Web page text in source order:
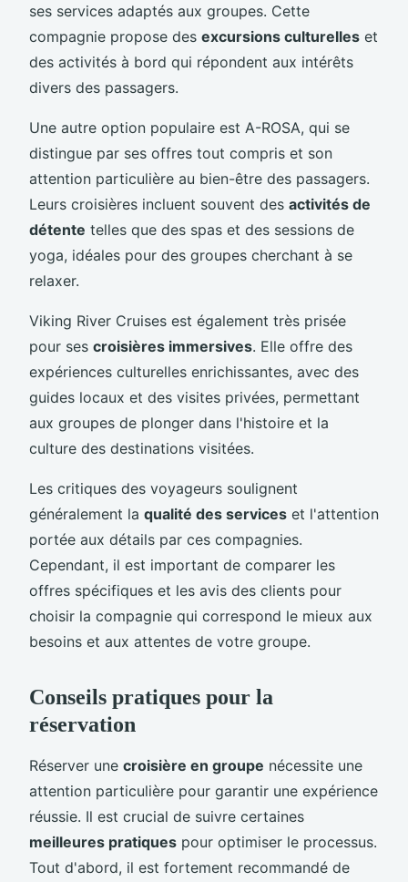
ses services adaptés aux groupes. Cette
compagnie propose des excursions culturelles et
des activités à bord qui répondent aux intérêts
divers des passagers.
Une autre option populaire est A-ROSA, qui se
distingue par ses offres tout compris et son
attention particulière au bien-être des passagers.
Leurs croisières incluent souvent des activités de
détente telles que des spas et des sessions de
yoga, idéales pour des groupes cherchant à se
relaxer.
Viking River Cruises est également très prisée
pour ses croisières immersives. Elle offre des
expériences culturelles enrichissantes, avec des
guides locaux et des visites privées, permettant
aux groupes de plonger dans l'histoire et la
culture des destinations visitées.
Les critiques des voyageurs soulignent
généralement la qualité des services et l'attention
portée aux détails par ces compagnies.
Cependant, il est important de comparer les
offres spécifiques et les avis des clients pour
choisir la compagnie qui correspond le mieux aux
besoins et aux attentes de votre groupe.
Conseils pratiques pour la
réservation
Réserver une croisière en groupe nécessite une
attention particulière pour garantir une expérience
réussie. Il est crucial de suivre certaines
meilleures pratiques pour optimiser le processus.
Tout d'abord, il est fortement recommandé de